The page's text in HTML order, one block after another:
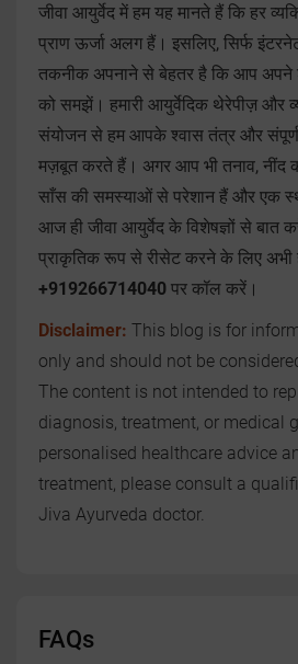
जीवा आयुर्वेद में हम यह मानते हैं कि हर
प्राण ऊर्जा अलग हैं। इसलिए, सिर्फ
तकनीक अपनाने से बेहतर है कि आप अपने
को समझें। हमारी आयुर्वेदिक थेरेपीज़ और
संयोजन से हम आपके श्वास तंत्र और
मज़बूत करते हैं। अगर आप भी तनाव, नींद
साँस की समस्याओं से परेशान हैं और एक
आज ही जीवा आयुर्वेद के विशेषज्ञों से बात
प्राकृतिक रूप से रीसेट करने के लिए अभी
+919266714040 पर कॉल करें।
Disclaimer: This blog is for
only and should not be
The content is not intended to
diagnosis, treatment, or medical
personalised healthcare advice
treatment, please consult a
Jiva Ayurveda doctor.
FAQs